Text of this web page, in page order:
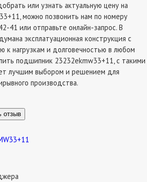
или узнать актуальную цену на
можно позвонить нам по номеру
41 или отправьте онлайн-запрос. В
эксплатуационная конструкция с
к нагрузкам и долговечностью в любом
подшипник 23232ekmw33+11, с такими
лучшим выбором и решением для
производства.
Оставить отзыв